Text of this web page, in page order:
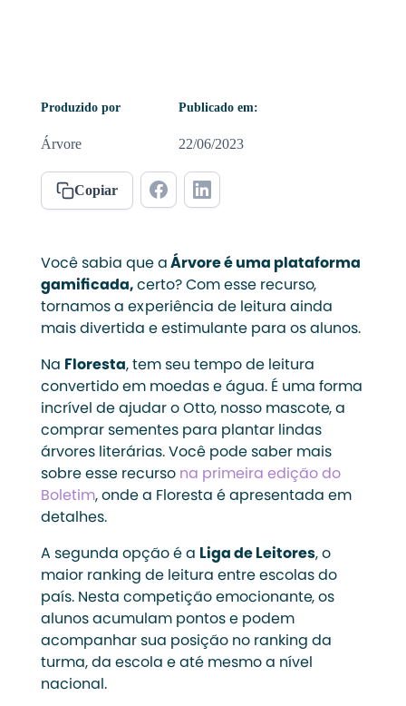
Produzido por
Árvore
Publicado em:
22/06/2023
Copiar
Você sabia que a Árvore é uma plataforma
gamificada, certo? Com esse recurso,
tornamos a experiência de leitura ainda
mais divertida e estimulante para os alunos.
Na Floresta, tem seu tempo de leitura
convertido em moedas e água. É uma forma
incrível de ajudar o Otto, nosso mascote, a
comprar sementes para plantar lindas
árvores literárias. Você pode saber mais
sobre esse recurso na primeira edição do
Boletim, onde a Floresta é apresentada em
detalhes.
A segunda opção é a Liga de Leitores, o
maior ranking de leitura entre escolas do
país. Nesta competição emocionante, os
alunos acumulam pontos e podem
acompanhar sua posição no ranking da
turma, da escola e até mesmo a nível
nacional.